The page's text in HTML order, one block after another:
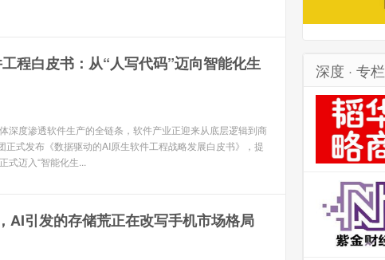
程白皮书：从“人写代码”迈向智能化生
深度渗透软件生产的全链条，软件产业正迎来从底层逻辑到商
式发布《数据驱动的AI原生软件工程战略发展白皮书》，提
迈入“智能化生...
AI引发的存储荒正在改写手机市场格局
深度 · 专栏